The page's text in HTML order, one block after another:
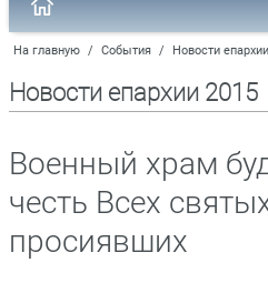
На главную / События / Новости епархии
Новости епархии 2015
Военный храм
честь Всех
просиявших